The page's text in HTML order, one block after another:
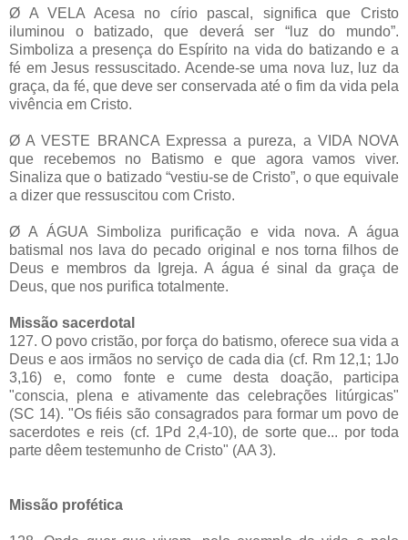
Ø A VELA Acesa no círio pascal, significa que Cristo
iluminou o batizado, que deverá ser “luz do mundo”.
Simboliza a presença do Espírito na vida do batizando e a
fé em Jesus ressuscitado. Acende-se uma nova luz, luz da
graça, da fé, que deve ser conservada até o fim da vida pela
vivência em Cristo.
Ø A VESTE BRANCA Expressa a pureza, a VIDA NOVA
que recebemos no Batismo e que agora vamos viver.
Sinaliza que o batizado “vestiu-se de Cristo”, o que equivale
a dizer que ressuscitou com Cristo.
Ø A ÁGUA Simboliza purificação e vida nova. A água
batismal nos lava do pecado original e nos torna filhos de
Deus e membros da Igreja. A água é sinal da graça de
Deus, que nos purifica totalmente.
Missão sacerdotal
127. O povo cristão, por força do batismo, oferece sua vida a
Deus e aos irmãos no serviço de cada dia (cf. Rm 12,1; 1Jo
3,16) e, como fonte e cume desta doação, participa
"conscia, plena e ativamente das celebrações litúrgicas"
(SC 14). "Os fiéis são consagrados para formar um povo de
sacerdotes e reis (cf. 1Pd 2,4-10), de sorte que... por toda
parte dêem testemunho de Cristo" (AA 3).
Missão profética